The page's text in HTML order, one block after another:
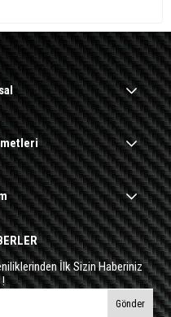
İlk Sizin Haberiniz
Gönder